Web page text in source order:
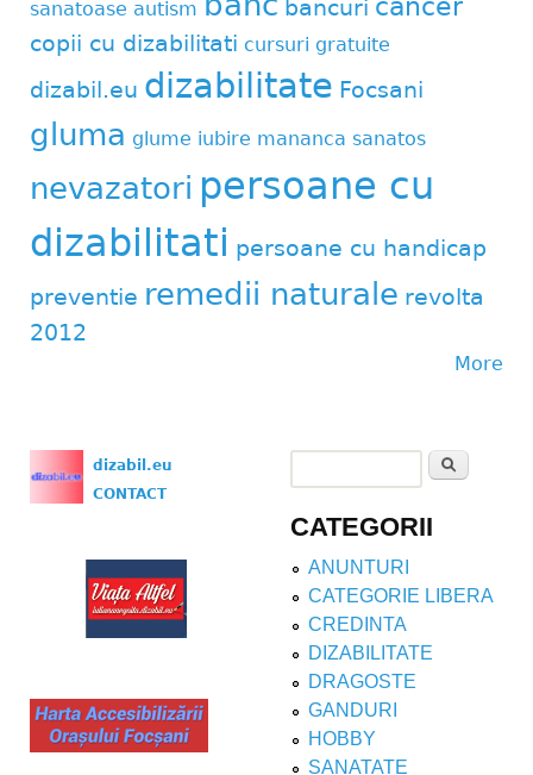
sanatoase autism bancuri
copii cu dizabilitati cursuri gratuite
dizabil.eu dizabilitate Focsani
gluma glume iubire mananca sanatos
nevazatori persoane cu
dizabilitati persoane cu handicap
preventie remedii naturale revolta
2012
More
dizabil.eu
CONTACT
Search form
CATEGORII
ANUNTURI
CATEGORIE LIBERA
CREDINTA
DIZABILITATE
DRAGOSTE
GANDURI
HOBBY
SANATATE